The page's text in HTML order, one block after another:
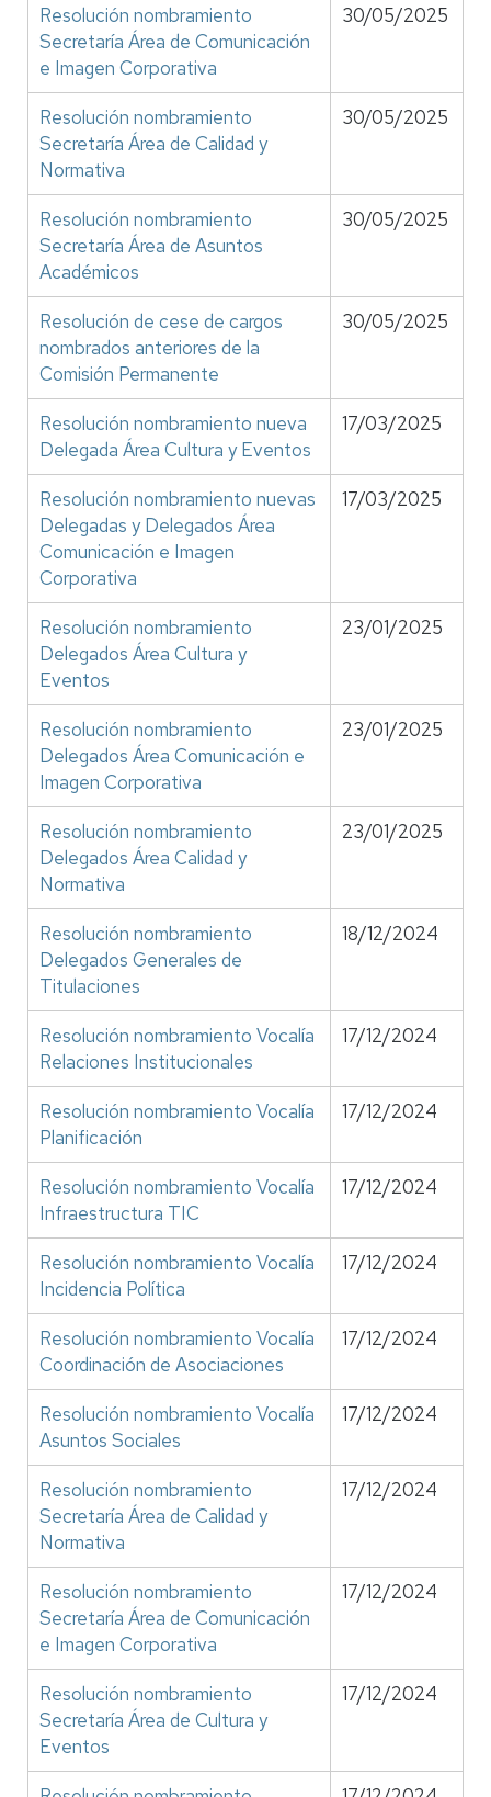
Resolución nombramiento
Secretaría Área de Comunicación
e Imagen Corporativa
30/05/2025
Resolución nombramiento
Secretaría Área de Calidad y
Normativa
30/05/2025
Resolución nombramiento
Secretaría Área de Asuntos
Académicos
30/05/2025
Resolución de cese de cargos
nombrados anteriores de la
Comisión Permanente
30/05/2025
Resolución nombramiento nueva
Delegada Área Cultura y Eventos
17/03/2025
Resolución nombramiento nuevas
Delegadas y Delegados Área
Comunicación e Imagen
Corporativa
17/03/2025
Resolución nombramiento
Delegados Área Cultura y
Eventos
23/01/2025
Resolución nombramiento
Delegados Área Comunicación e
Imagen Corporativa
23/01/2025
Resolución nombramiento
Delegados Área Calidad y
Normativa
23/01/2025
Resolución nombramiento
Delegados Generales de
Titulaciones
18/12/2024
Resolución nombramiento Vocalía
Relaciones Institucionales
17/12/2024
Resolución nombramiento Vocalía
Planificación
17/12/2024
Resolución nombramiento Vocalía
Infraestructura TIC
17/12/2024
Resolución nombramiento Vocalía
Incidencia Política
17/12/2024
Resolución nombramiento Vocalía
Coordinación de Asociaciones
17/12/2024
Resolución nombramiento Vocalía
Asuntos Sociales
17/12/2024
Resolución nombramiento
Secretaría Área de Calidad y
Normativa
17/12/2024
Resolución nombramiento
Secretaría Área de Comunicación
e Imagen Corporativa
17/12/2024
Resolución nombramiento
Secretaría Área de Cultura y
Eventos
17/12/2024